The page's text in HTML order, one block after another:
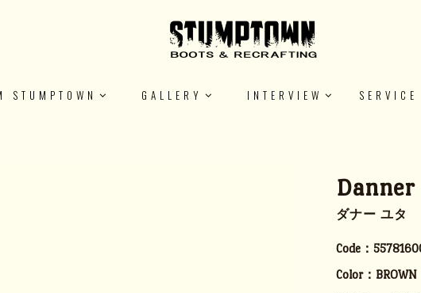
STUMPTOWN GALLERY INTERVIEW SERVICE
Danner
ダナー ユタ
Code：
Color： BROWN